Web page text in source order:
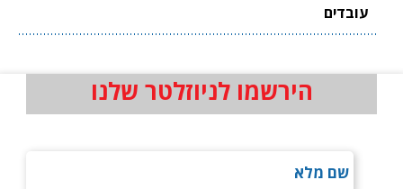
עובדים
הירשמו לניוזלטר שלנו